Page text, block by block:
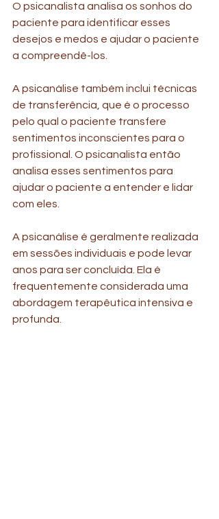
O psicanalista analisa os sonhos do
paciente para identificar esses
desejos e medos e ajudar o paciente
a compreendê-los.
A psicanálise também inclui técnicas
de transferência, que é o processo
pelo qual o paciente transfere
sentimentos inconscientes para o
profissional. O psicanalista então
analisa esses sentimentos para
ajudar o paciente a entender e lidar
com eles.
A psicanálise é geralmente realizada
em sessões individuais e pode levar
anos para ser concluída. Ela é
frequentemente considerada uma
abordagem terapêutica intensiva e
profunda.